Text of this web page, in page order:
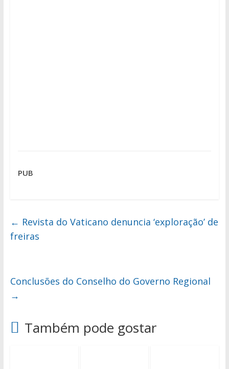
PUB
← Revista do Vaticano denuncia ‘exploração’ de
freiras
Conclusões do Conselho do Governo Regional
→
Também pode gostar